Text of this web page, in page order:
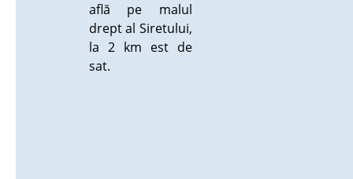
află pe malul
drept al Siretului,
la 2 km est de
sat.